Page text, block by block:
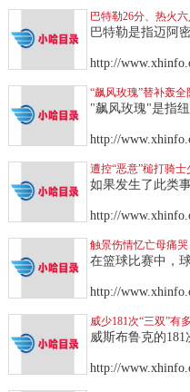
巴特勒26分、热火
巴特勒是指迈阿
http://
“飙风玫瑰”替补轰
"飙风玫瑰"是指
http://
遭控“恶意”槌打骑
如果发生了此类
http://
触景伤情忆亡母痛
在篮球比赛中，
http://
威少181次“三双”有
威斯布鲁克的
http://